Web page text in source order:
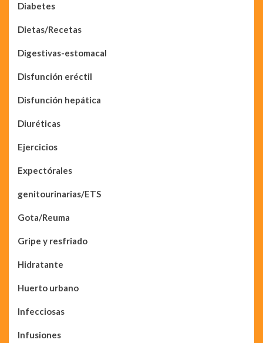
Diabetes
Dietas/Recetas
Digestivas-estomacal
Disfunción eréctil
Disfunción hepática
Diuréticas
Ejercicios
Expectórales
genitourinarias/ETS
Gota/Reuma
Gripe y resfriado
Hidratante
Huerto urbano
Infecciosas
Infusiones